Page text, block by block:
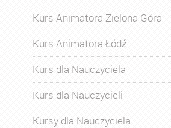
Kurs Animatora Zielona Góra
Kurs Animatora Łódź
Kurs dla Nauczyciela
Kurs dla Nauczycieli
Kursy dla Nauczyciela